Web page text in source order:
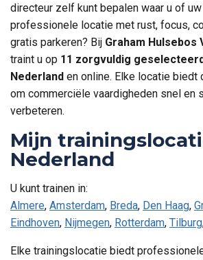
directeur zelf kunt bepalen waar u of
professionele locatie met rust, focus,
gratis parkeren? Bij Graham
traint u op 11 zorgvuldig
Nederland en online. Elke locatie biedt
om commerciële vaardigheden snel en
verbeteren.
Mijn
Nederland
U kunt trainen in:
Almere, Amsterdam, Breda, Den Haag,
Eindhoven, Nijmegen, Rotterdam, Tilburg
Elke trainingslocatie biedt